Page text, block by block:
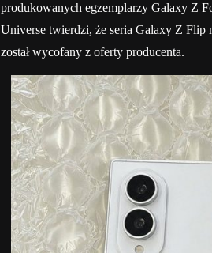
produkowanych egzemplarzy Galaxy Z
Universe twierdzi, że seria Galaxy Z
został wycofany z oferty producenta.